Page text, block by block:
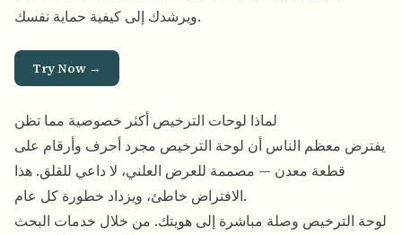
ويرشدك إلى كيفية حماية نفسك.
Try Now →
لماذا لوحات الترخيص أكثر خصوصية مما تظن
يفترض معظم الناس أن لوحة الترخيص مجرد أحرف وأرقام على
قطعة معدن — مصممة للعرض العلني، لا داعي للقلق. هذا
الافتراض خاطئ، ويزداد خطورة كل عام.
لوحة الترخيص وصلة مباشرة إلى هويتك. من خلال خدمات البحث